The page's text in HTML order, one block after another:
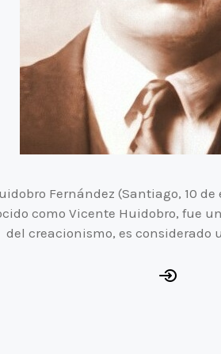
Fernández (Santiago, 10 de
como Vicente Huidobro, fue
del creacionismo, es considerado